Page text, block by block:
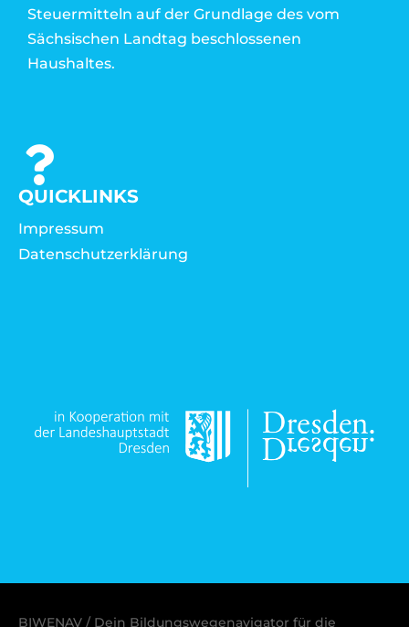
Steuermitteln auf der Grundlage des vom
Sächsischen Landtag beschlossenen
Haushaltes.
QUICKLINKS
Impressum
Datenschutzerklärung
BIWENAV / Dein Bildungswegenavigator für die